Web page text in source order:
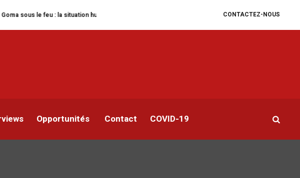
CONTACTEZ-NOUS
humanitaire se dégrade William Ruto convoque un sommet extraordinaire de l’EAC pour
Opportunités Contact COVID-19